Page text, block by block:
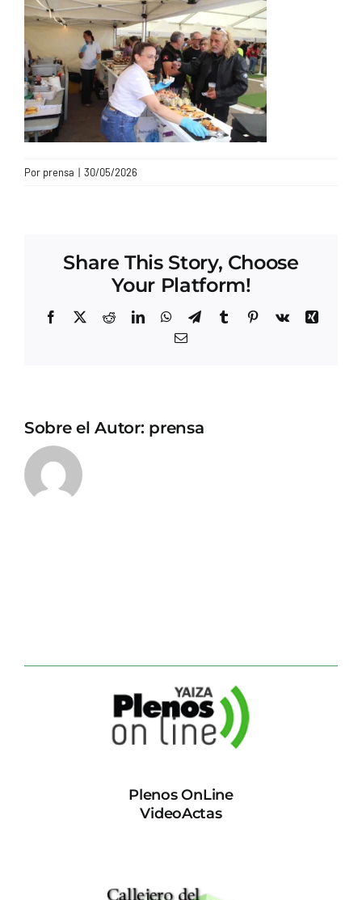
CONTACTO
Por prensa | 30/05/2026
Share This Story, Choose
Your Platform!
Facebook
X RedditLinkedInWhatsApp
TelegramTumblrPinterest
Vk
Xing
Correo
Sobre el Autor: prensa
Plenos OnLine
VideoActas